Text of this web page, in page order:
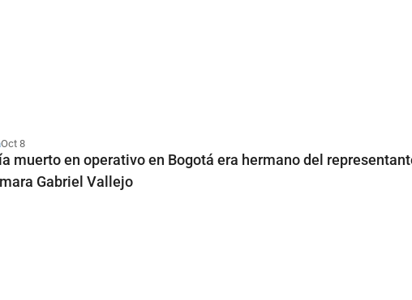
Oct 8
muerto en operativo en Bogotá era hermano del
Gabriel Vallejo